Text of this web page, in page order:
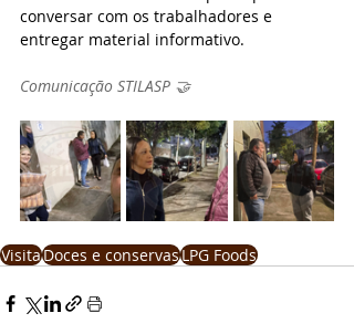
conversar com os trabalhadores e
entregar material informativo.
Comunicação STILASP 🤝
VisitaDoces e conservasLPG Foods